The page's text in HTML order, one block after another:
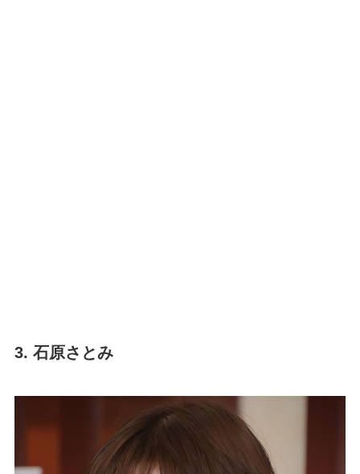
3. 石原さとみ